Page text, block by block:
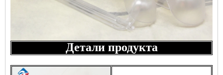
Детали продукта